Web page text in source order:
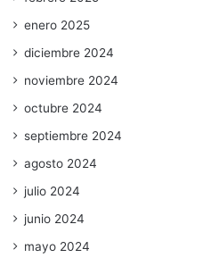
enero 2025
diciembre 2024
noviembre 2024
octubre 2024
septiembre 2024
agosto 2024
julio 2024
junio 2024
mayo 2024